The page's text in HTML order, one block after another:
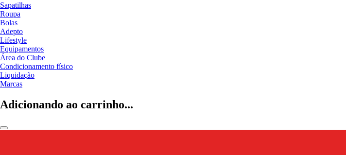
Sapatilhas
Roupa
Bolas
Adepto
Lifestyle
Equipamentos
Área do Clube
Condicionamento físico
Liquidação
Marcas
Adicionando ao carrinho...